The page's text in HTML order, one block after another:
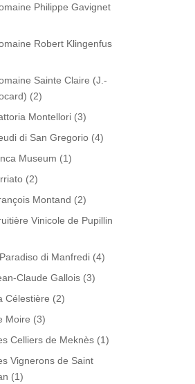
Philippe Gavignet
Robert Klingenfus
Sainte Claire (J.-
(2)
Montellori (3)
di San Gregorio (4)
Museum (1)
(2)
Montand (2)
Vinicole de Pupillin
di Manfredi (4)
Claude Gallois (3)
Célestière (2)
Moire (3)
Celliers de Meknès (1)
Vignerons de Saint
(1)